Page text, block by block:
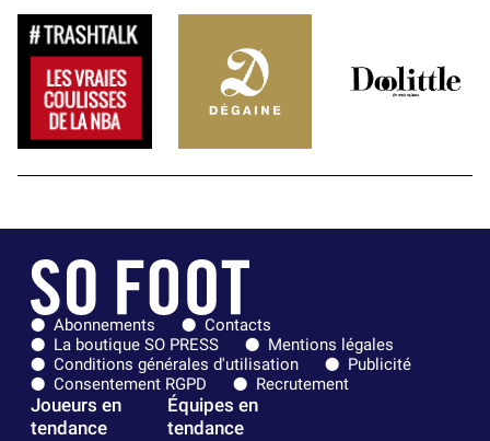
Abonnements
Contacts
La boutique SO PRESS
Mentions légales
Conditions générales d'utilisation
Publicité
Consentement RGPD
Recrutement
Joueurs en
tendance
Équipes en
tendance